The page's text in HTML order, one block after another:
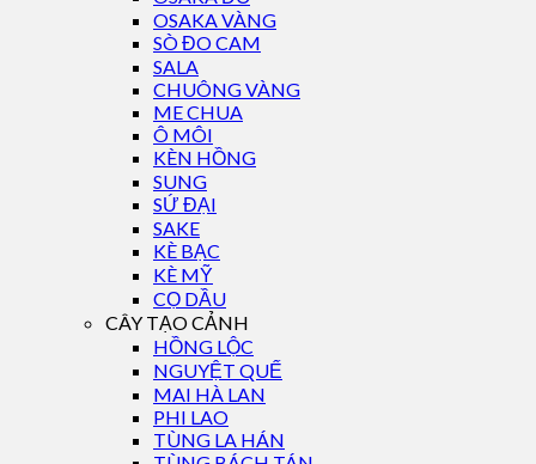
OSAKA VÀNG
SÒ ĐO CAM
SALA
CHUÔNG VÀNG
ME CHUA
Ô MÔI
KÈN HỒNG
SUNG
SỨ ĐẠI
SAKE
KÈ BẠC
KÈ MỸ
CỌ DẦU
CÂY TẠO CẢNH
HỒNG LỘC
NGUYỆT QUẾ
MAI HÀ LAN
PHI LAO
TÙNG LA HÁN